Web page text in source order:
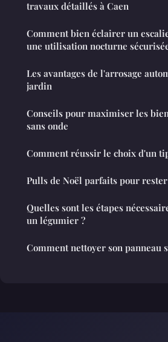
travaux détaillés à Caen
Comment bien éclairer un
une utilisation nocturne
Les avantages de l'arrosage
jardin
Conseils pour maximiser les
sans onde
Comment réussir le choix d'un
Pulls de Noël parfaits pour
Quelles sont les étapes
un légumier ?
Comment nettoyer son panneau